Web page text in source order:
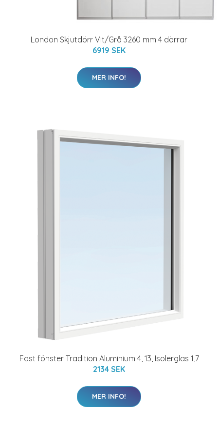
London Skjutdörr Vit/Grå 3260 mm 4 dörrar
6919 SEK
MER INFO!
Fast fönster Tradition Aluminium 4, 13, Isolerglas 1,7
2134 SEK
MER INFO!